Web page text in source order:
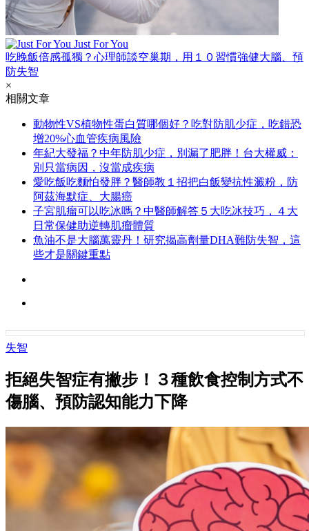
Just For You
吃晚飯倍感孤獨？心理師談空巢期，用１０習慣強健大腦、預
防失智
×
相關文章
動物性VS植物性蛋白質哪個好？吃對防肌少症，吃錯恐
增20%心血管疾病風險
年紀大發福？中年防肌少症，別漏了肥胖！台大權威：
別只當病因，沒當成疾病
愛吃飯吃麵怕發胖？醫師教１招把白飯變抗性澱粉，防
阿茲海默症、大腸癌
子宮肌瘤可以吃冰嗎？中醫師解答５大吃冰技巧，４大
日常保健助逆轉肌瘤體質
魚油不是大腦萬靈丹！研究揭高劑量DHA難防失智，這
些才是關鍵重點
失智
拒絕失智症有撇步！３種飲食控制方式不
傷腦、預防認知能力下降